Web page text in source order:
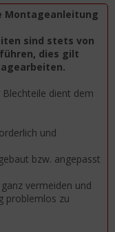
Montageanleitung
sind stets von
dies gilt
Blechteile dient dem
und
bzw. angepasst
vermeiden und
problemlos zu